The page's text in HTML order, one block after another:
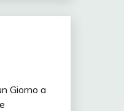
ON
INDIA,
Giorno a